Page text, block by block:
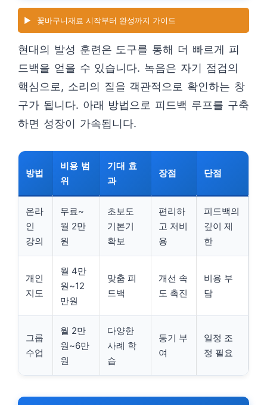
▶️ 꽃바구니재료 시작부터 완성까지 가이드
현대의 발성 훈련은 도구를 통해 더 빠르게 피
드백을 얻을 수 있습니다. 녹음은 자기 점검의
핵심으로, 소리의 질을 객관적으로 확인하는 창
구가 됩니다. 아래 방법으로 피드백 루프를 구축
하면 성장이 가속됩니다.
방법
비용 범
위
기대 효
과
장점 단점
온라
인
강의
무료~
월 2만
원
초보도
기본기
확보
편리하
고 저비
용
피드백의
깊이 제
한
개인
지도
월 4만
원~12
만원
맞춤 피
드백
개선 속
도 촉진
비용 부
담
그룹
수업
월 2만
원~6만
원
다양한
사례 학
습
동기 부
여
일정 조
정 필요